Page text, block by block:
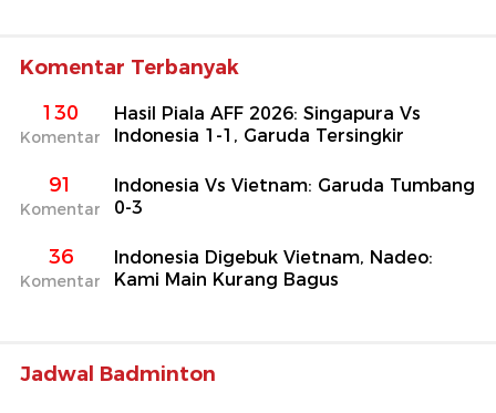
Komentar Terbanyak
130
Komentar
Hasil Piala AFF 2026: Singapura Vs
Indonesia 1-1, Garuda Tersingkir
91
Komentar
Indonesia Vs Vietnam: Garuda Tumbang
0-3
36
Komentar
Indonesia Digebuk Vietnam, Nadeo:
Kami Main Kurang Bagus
Jadwal Badminton